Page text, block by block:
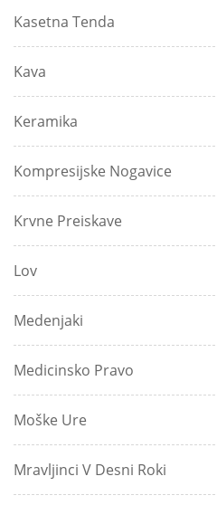
Kasetna Tenda
Kava
Keramika
Kompresijske Nogavice
Krvne Preiskave
Lov
Medenjaki
Medicinsko Pravo
Moške Ure
Mravljinci V Desni Roki